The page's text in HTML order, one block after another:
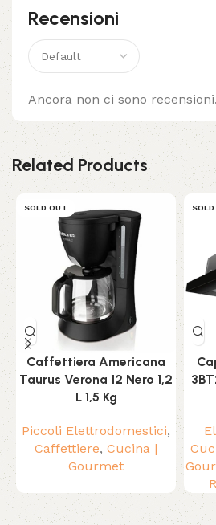
Recensioni
Ancora non ci sono recensioni.
Related Products
SOLD OUT
Caffettiera Americana
Taurus Verona 12 Nero 1,2
L 1,5 Kg
Piccoli Elettrodomestici,
Caffettiere, Cucina |
Gourmet
Read More